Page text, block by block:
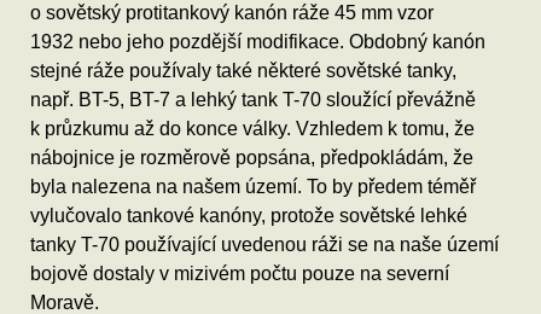
o sovětský protitankový kanón ráže 45 mm vzor
1932 nebo jeho pozdější modifikace. Obdobný kanón
stejné ráže používaly také některé sovětské tanky,
např. BT-5, BT-7 a lehký tank T-70 sloužící převážně
k průzkumu až do konce války. Vzhledem k tomu, že
nábojnice je rozměrově popsána, předpokládám, že
byla nalezena na našem území. To by předem téměř
vylučovalo tankové kanóny, protože sovětské lehké
tanky T-70 používající uvedenou ráži se na naše území
bojově dostaly v mizivém počtu pouze na severní
Moravě.